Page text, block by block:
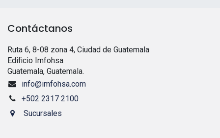
Contáctanos
Ruta 6, 8-08 zona 4, Ciudad de Guatemala
Edificio Imfohsa
Guatemala, Guatemala.
info@imfohsa.com
+502 2317 2100
Sucursales